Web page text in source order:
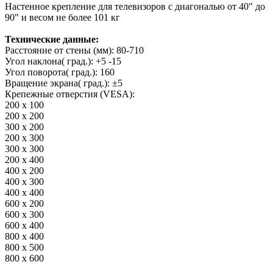
Настенное крепление для телевизоров с диагональю от 40" до
90" и весом не более 101 кг
Технические данные:
Расстояние от стены (мм): 80-710
Угол наклона( град.): +5 -15
Угол поворота( град.): 160
Вращение экрана( град.): ±5
Крепежные отверстия (VESA):
200 x 100
200 x 200
300 x 200
200 x 300
300 x 300
200 x 400
400 x 200
400 x 300
400 x 400
600 x 200
600 x 300
600 x 400
800 x 400
800 x 500
800 x 600